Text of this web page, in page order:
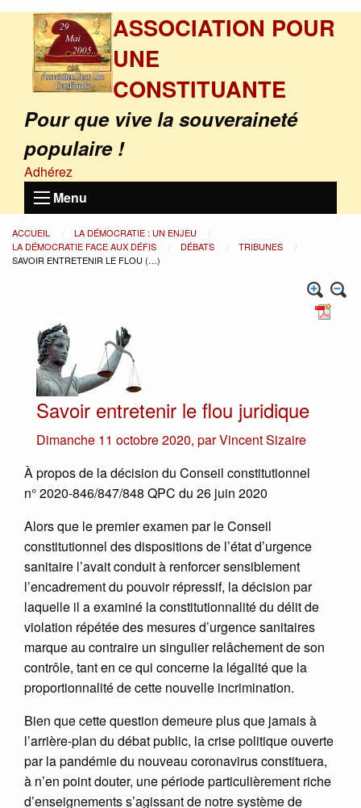
ASSOCIATION POUR
UNE
CONSTITUANTE
Pour que vive la souveraineté
populaire !
Adhérez
Menu
ACCUEIL
LA DÉMOCRATIE : UN ENJEU
LA DÉMOCRATIE FACE AUX DÉFIS
DÉBATS
TRIBUNES
SAVOIR ENTRETENIR LE FLOU (…)
Savoir entretenir le flou juridique
Dimanche 11 octobre 2020, parVincent Sizaire
À propos de la décision du Conseil constitutionnel
n° 2020-846/847/848 QPC du 26 juin 2020
Alors que le premier examen par le Conseil
constitutionnel des dispositions de l’état d’urgence
sanitaire l’avait conduit à renforcer sensiblement
l’encadrement du pouvoir répressif, la décision par
laquelle il a examiné la constitutionnalité du délit de
violation répétée des mesures d’urgence sanitaires
marque au contraire un singulier relâchement de son
contrôle, tant en ce qui concerne la légalité que la
proportionnalité de cette nouvelle incrimination.
Bien que cette question demeure plus que jamais à
l’arrière-plan du débat public, la crise politique ouverte
par la pandémie du nouveau coronavirus constituera,
à n’en point douter, une période particulièrement riche
d’enseignements s’agissant de notre système de